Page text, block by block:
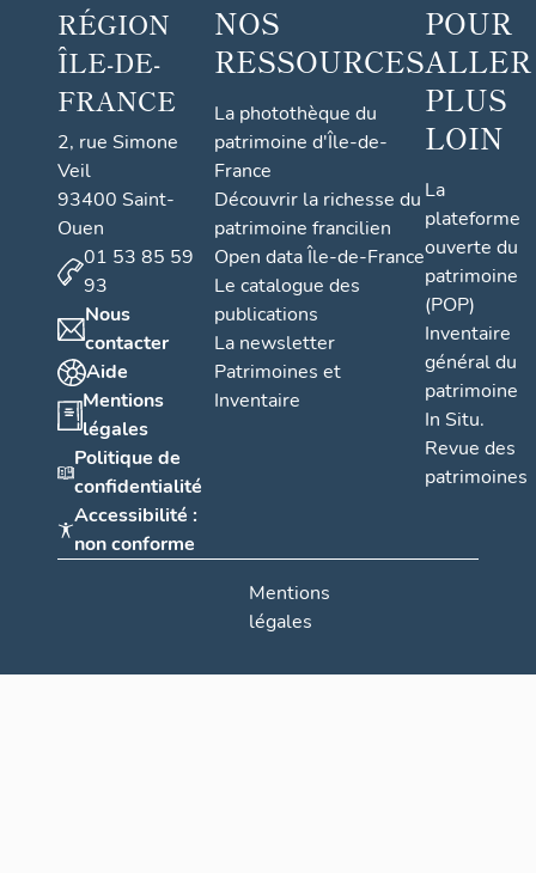
RÉGION
ÎLE-DE-
FRANCE
2, rue Simone
Veil
93400 Saint-
Ouen
01 53 85 59
93
Nous
contacter
Aide
Mentions
légales
Politique de
confidentialité
Accessibilité :
non conforme
NOS
RESSOURCES
La photothèque du
patrimoine d'Île-de-
France
Découvrir la richesse du
patrimoine francilien
Open data Île-de-France
Le catalogue des
publications
La newsletter
Patrimoines et
Inventaire
POUR
ALLER
PLUS
LOIN
La
plateforme
ouverte du
patrimoine
(POP)
Inventaire
général du
patrimoine
In Situ.
Revue des
patrimoines
Mentions
légales